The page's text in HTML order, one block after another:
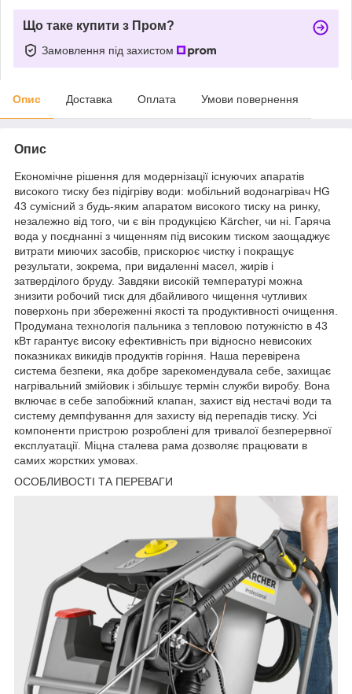
Що таке купити з Пром?
Замовлення під захистом
Опис Доставка Оплата Умови повернення
Опис
Економічне рішення для модернізації існуючих апаратів
високого тиску без підігріву води: мобільний водонагрівач HG
43 сумісний з будь-яким апаратом високого тиску на ринку,
незалежно від того, чи є він продукцією Kärcher, чи ні. Гаряча
вода у поєднанні з чищенням під високим тиском заощаджує
витрати миючих засобів, прискорює чистку і покращує
результати, зокрема, при видаленні масел, жирів і
затверділого бруду. Завдяки високій температурі можна
знизити робочий тиск для дбайливого чищення чутливих
поверхонь при збереженні якості та продуктивності очищення.
Продумана технологія пальника з тепловою потужністю в 43
кВт гарантує високу ефективність при відносно невисоких
показниках викидів продуктів горіння. Наша перевірена
система безпеки, яка добре зарекомендувала себе, захищає
нагрівальний змійовик і збільшує термін служби виробу. Вона
включає в себе запобіжний клапан, захист від нестачі води та
систему демпфування для захисту від перепадів тиску. Усі
компоненти пристрою розроблені для тривалої безперервної
експлуатації. Міцна сталева рама дозволяє працювати в
самих жорстких умовах.
ОСОБЛИВОСТІ ТА ПЕРЕВАГИ